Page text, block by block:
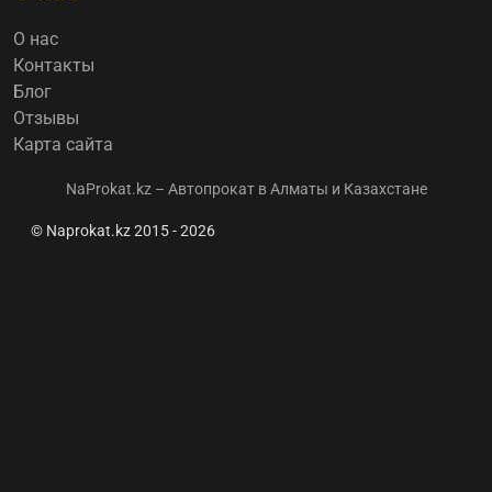
О нас
Контакты
Блог
Отзывы
Карта сайта
NaProkat.kz – Автопрокат в Алматы и Казахстане
© Naprokat.kz 2015 - 2026